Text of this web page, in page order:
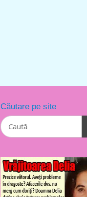
Căutare pe site